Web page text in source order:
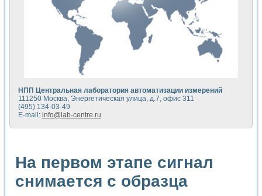
Передовые научные технологии: нано-, фемто-,
Автоматизированная установка по измерению временных
Автоматизированный лабораторный комплекс на базе
Визуализация моделирования и оптимизации тепловой
Виртуальный прибор для исследования функциональных
Исследование возможности создания экономичного
Исследование кинетики движения макрочастиц в
Метод прогнозирования свойств дисперсных продуктов
Недорогая система управления сверхпроводящим
Применение технологий NI в курсе экспериментальной
Расчет переноса аэрозоля и выпадения осадка в
Применение NI VISION для геометрического анализа в
Система температурной стабилизации
Управление движением с помощью программно -
НПП Центральная лаборатория автоматизации измерений
111250 Москва, Энергетическая улица, д.7, офис 311
(495) 134-03-49
E-mail: info@lab-centre.ru
На первом этапе сигнал
снимается с образца